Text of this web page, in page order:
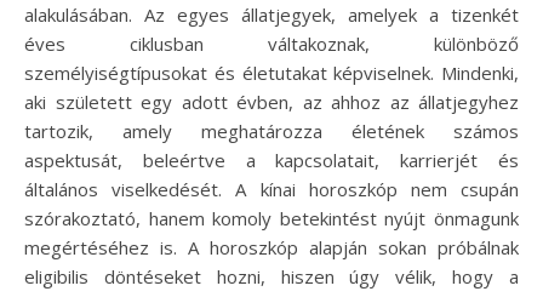
alakulásában. Az egyes állatjegyek, amelyek a tizenkét
éves ciklusban váltakoznak, különböző
személyiségtípusokat és életutakat képviselnek. Mindenki,
aki született egy adott évben, az ahhoz az állatjegyhez
tartozik, amely meghatározza életének számos
aspektusát, beleértve a kapcsolatait, karrierjét és
általános viselkedését. A kínai horoszkóp nem csupán
szórakoztató, hanem komoly betekintést nyújt önmagunk
megértéséhez is. A horoszkóp alapján sokan próbálnak
eligibilis döntéseket hozni, hiszen úgy vélik, hogy a